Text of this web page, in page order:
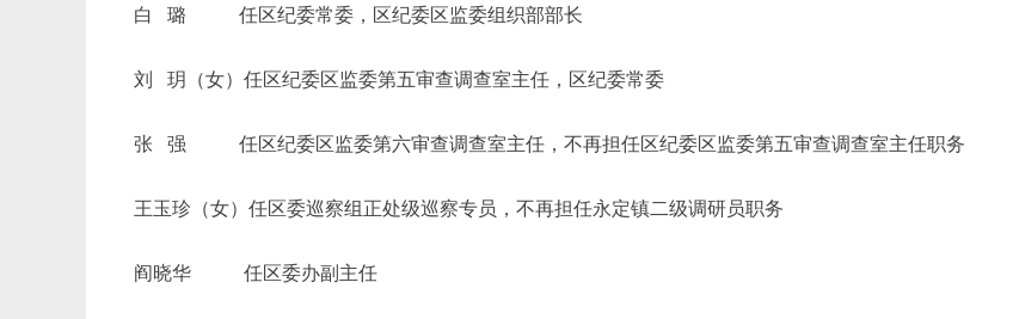
白 璐 任区纪委常委，区纪委区监委组织部部长
刘 玥（女）任区纪委区监委第五审查调查室主任，区纪委常委
张 强 任区纪委区监委第六审查调查室主任，不再担任区纪委区监委第五审查调查室主任职务
王玉珍（女）任区委巡察组正处级巡察专员 ，不再担任永定镇二级调研员职务
阎晓华 任区委办副主任